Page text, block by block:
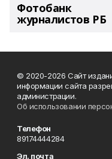
Фотобанк
журналистов РБ
© 2020-2026 Сайт
информации сайта
администрации.
Об использовании
Телефон
89174444284
Эл. почта